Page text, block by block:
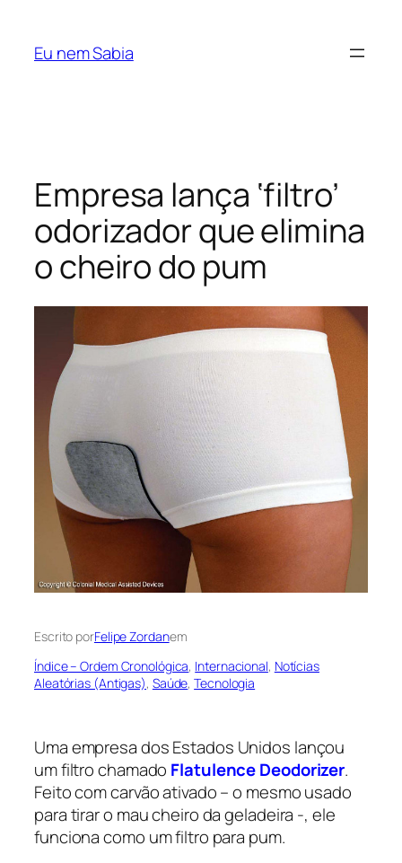
Eu nem Sabia
Empresa lança ‘filtro’
odorizador que elimina
o cheiro do pum
Escrito porFelipe Zordanem
Índice – Ordem Cronológica, Internacional, Notícias
Aleatórias (Antigas), Saúde, Tecnologia
Uma empresa dos Estados Unidos lançou
um filtro chamado Flatulence Deodorizer.
Feito com carvão ativado – o mesmo usado
para tirar o mau cheiro da geladeira -, ele
funciona como um filtro para pum.